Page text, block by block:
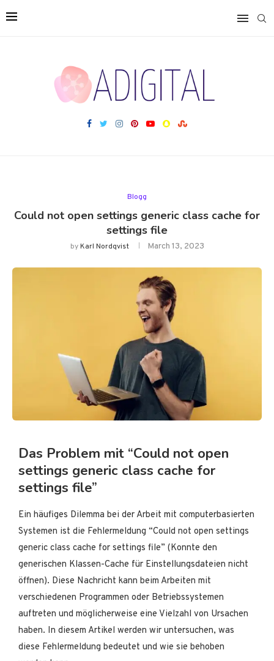
Blogg
Could not open settings generic class cache for
settings file
byKarl Nordqvist March 13, 2023
Das Problem mit “Could not open
settings generic class cache for
settings file”
Ein häufiges Dilemma bei der Arbeit mit computerbasierten
Systemen ist die Fehlermeldung “Could not open settings
generic class cache for settings file” (Konnte den
generischen Klassen-Cache für Einstellungsdateien nicht
öffnen). Diese Nachricht kann beim Arbeiten mit
verschiedenen Programmen oder Betriebssystemen
auftreten und möglicherweise eine Vielzahl von Ursachen
haben. In diesem Artikel werden wir untersuchen, was
diese Fehlermeldung bedeutet und wie sie behoben